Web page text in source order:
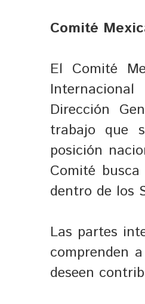
Comité
El Comité
Dirección
trabajo que
posición
Comité
dentro de los
Las partes
comprenden
deseen